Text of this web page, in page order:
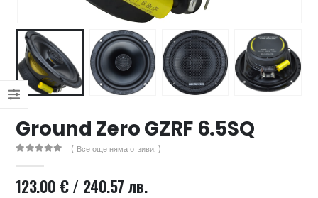
Ground Zero GZRF 6.5SQ
( Все още няма отзиви. )
123.00 €/ 240.57 лв.